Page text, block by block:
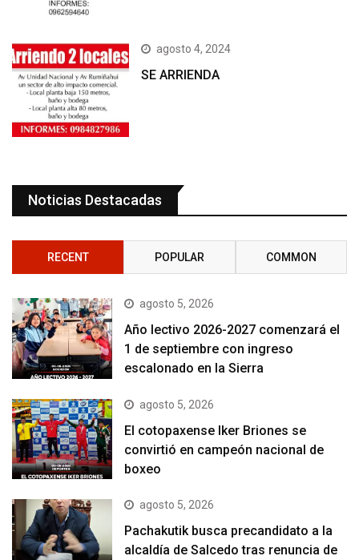
agosto 4, 2024
SE ARRIENDA
Noticias Destacadas
RECENT POPULAR COMMON
agosto 5, 2026
Año lectivo 2026-2027 comenzará el
1 de septiembre con ingreso
escalonado en la Sierra
agosto 5, 2026
El cotopaxense Iker Briones se
convirtió en campeón nacional de
boxeo
agosto 5, 2026
Pachakutik busca precandidato a la
alcaldía de Salcedo tras renuncia de